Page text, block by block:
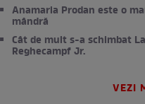
Anamaria Prodan este o
mândră
Cât de mult s-a schimbat
Reghecampf Jr.
VEZI